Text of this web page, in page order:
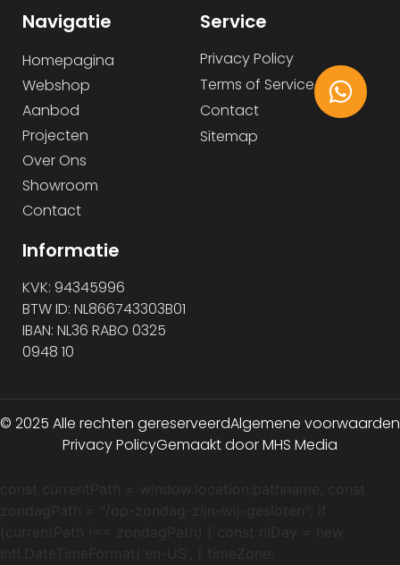
Navigatie
Homepagina
Webshop
Aanbod
Projecten
Over Ons
Showroom
Contact
Service
Privacy Policy
Terms of Service
Contact
Sitemap
Informatie
KVK: 94345996
BTW ID: NL866743303B01
IBAN: NL36 RABO 0325
0948 10
© 2025 Alle rechten gereserveerdAlgemene voorwaarden
Privacy PolicyGemaakt door MHS Media